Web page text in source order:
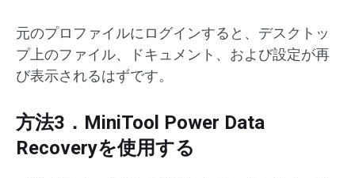
元のプロファイルにログインすると、デスクトッ
プ上のファイル、ドキュメント、および設定が再
び表示されるはずです。
方法3．MiniTool Power Data
Recoveryを使用する